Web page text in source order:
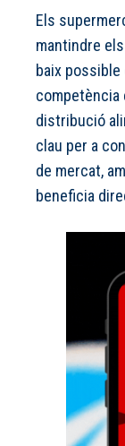
Els
mantindre
baix possible
competència
distribució
clau per a
de mercat,
beneficia